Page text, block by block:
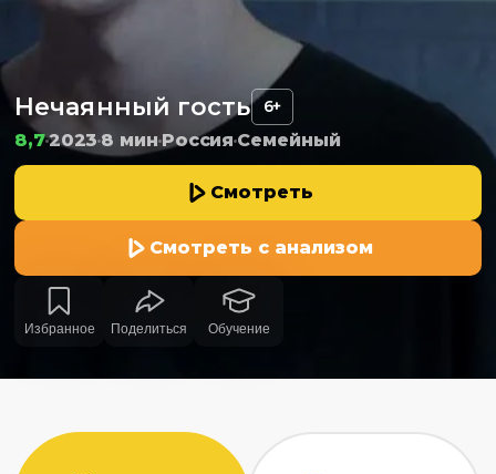
Нечаянный гость 6+
8,720238 мин РоссияСемейный
Смотреть
Смотреть с анализом
Избранное Поделиться Обучение